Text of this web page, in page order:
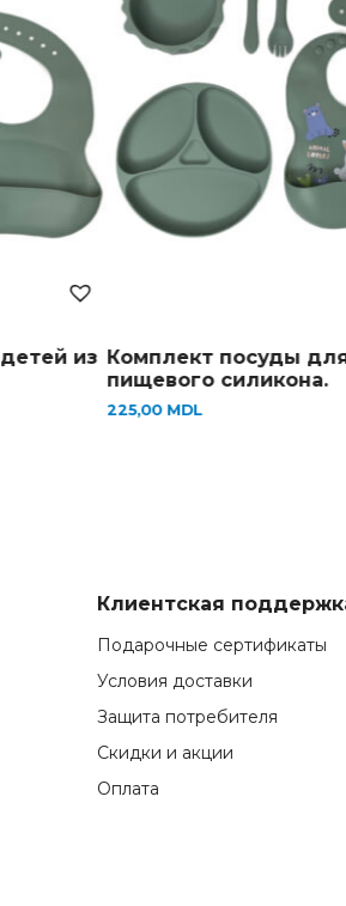
посуды для детей из
силикона.
Клиентская
Подарочные сертификаты
Условия доставки
Защита потребителя
Скидки и акции
Оплата